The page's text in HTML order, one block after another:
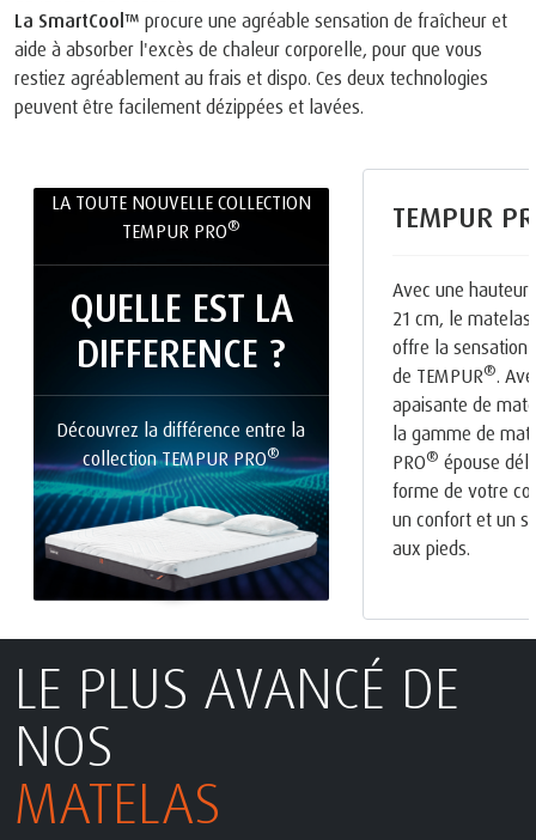
La SmartCool™ procure une agréable sensation de fraîcheur et
aide à absorber l'excès de chaleur corporelle, pour que vous
restiez agréablement au frais et dispo. Ces deux technologies
peuvent être facilement dézippées et lavées.
LA TOUTE NOUVELLE COLLECTION
TEMPUR PRO®
QUELLE EST LA
DIFFERENCE ?
Découvrez la différence entre la
collection TEMPUR PRO®
TEMPUR
Avec une
21 cm, le matelas
offre la sensation
de TEMPUR®.
apaisante de
la gamme de
PRO® épouse
forme de votre
un confort et un
aux pieds.
LE PLUS AVANCÉ DE
NOS
MATELAS